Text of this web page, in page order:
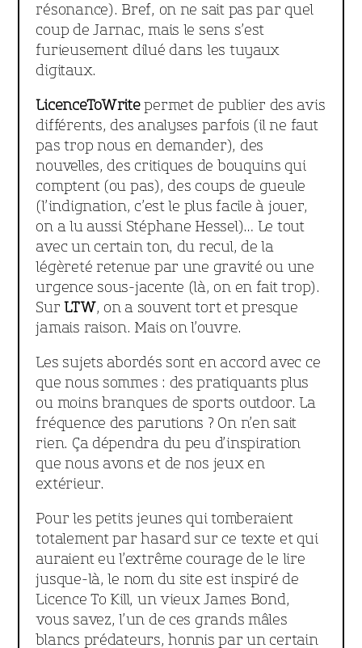
résonance). Bref, on ne sait pas par quel
coup de Jarnac, mais le sens s’est
furieusement dilué dans les tuyaux
digitaux.
LicenceToWritepermet de publier des avis
différents, des analyses parfois (il ne faut
pas trop nous en demander), des
nouvelles, des critiques de bouquins qui
comptent (ou pas), des coups de gueule
(l’indignation, c’est le plus facile à jouer,
on a lu aussi Stéphane Hessel)… Le tout
avec un certain ton, du recul, de la
légèreté retenue par une gravité ou une
urgence sous-jacente (là, on en fait trop).
SurLTW, on a souvent tort et presque
jamais raison. Mais on l’ouvre.
Les sujets abordés sont en accord avec ce
que nous sommes : des pratiquants plus
ou moins branques de sports outdoor. La
fréquence des parutions ? On n’en sait
rien. Ça dépendra du peu d’inspiration
que nous avons et de nos jeux en
extérieur.
Pour les petits jeunes qui tomberaient
totalement par hasard sur ce texte et qui
auraient eu l’extrême courage de le lire
jusque-là, le nom du site est inspiré de
Licence To Kill, un vieux James Bond,
vous savez, l’un de ces grands mâles
blancs prédateurs, honnis par un certain